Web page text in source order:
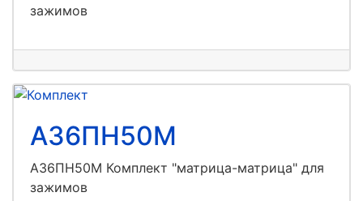
зажимов
А36ПН50М
А36ПН50М Комплект "матрица-матрица" для
зажимов